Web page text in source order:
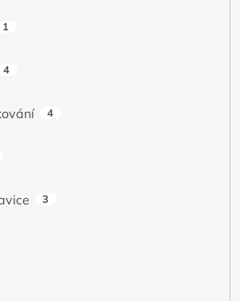
1
4
4
3